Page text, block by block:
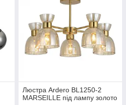
Люстра Ardero BL1250-2
MARSEILLE під лампу золото